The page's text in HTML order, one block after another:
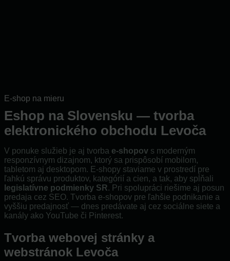
E-shop na mieru
Eshop na Slovensku — tvorba
elektronického obchodu Levoča
V ponuke služieb je aj tvorba e-shopov s moderným
responzívnym dizajnom, ktorý sa prispôsobí mobilom,
tabletom aj desktopom. E-shopy staviame v prostredí pre
ľahkú správu produktov, kategórií a cien, a tak, aby spĺňali
legislatívne podmienky SR. Pri spolupráci riešime aj posun
predaja cez SEO. Tvorba e-shopov pre ľahšie podnikanie a
vyššiu predajnosť — dnes predávate aj cez sociálne siete a
kanály ako YouTube či Pinterest.
Tvorba webovej stránky a
webstránok Levoča